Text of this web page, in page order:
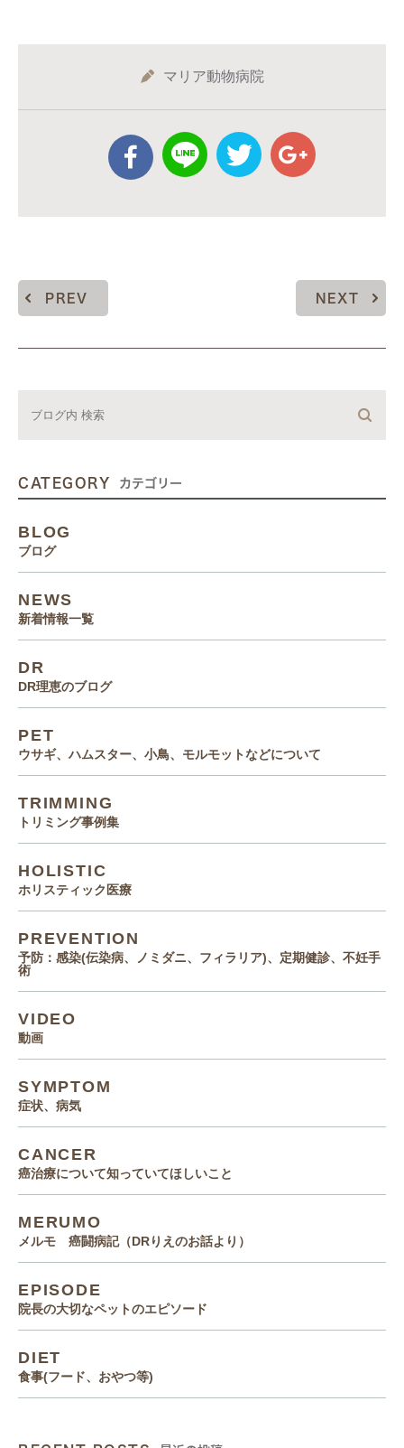
マリア動物病院
PREV NEXT
CATEGORY カテゴリー
BLOG
ブログ
NEWS
新着情報一覧
DR
DR理恵のブログ
PET
ウサギ、ハムスター、小鳥、モルモットなどについて
TRIMMING
トリミング事例集
HOLISTIC
ホリスティック医療
PREVENTION
予防：感染(伝染病、ノミダニ、フィラリア)、定期健診、不妊手
術
VIDEO
動画
SYMPTOM
症状、病気
CANCER
癌治療について知っていてほしいこと
MERUMO
メルモ 癌闘病記（DRりえのお話より）
EPISODE
院長の大切なペットのエピソード
DIET
食事(フード、おやつ等)